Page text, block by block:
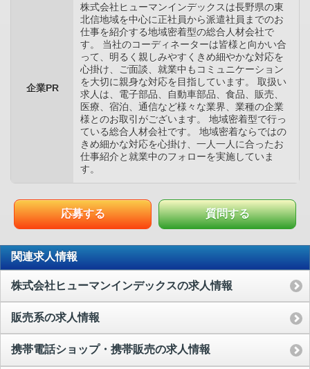
企業PR
株式会社ヒューマンインデックスは長野県の東
北信地域を中心に正社員から派遣社員までのお
仕事を紹介する地域密着型の総合人材会社で
す。 当社のコーディネーターは皆様と向かい合
って、明るく親しみやすくきめ細やかな対応を
心掛け、ご面談、就業中もコミュニケーション
を大切に親身な対応を目指しています。 取扱い
求人は、電子部品、自動車部品、食品、販売、
医療、宿泊、通信など様々な業界、業種の企業
様とのお取引がございます。 地域密着型で行っ
ている総合人材会社です。 地域密着ならではの
きめ細かな対応を心掛け、一人一人に合ったお
仕事紹介と就業中のフォローを実施していま
す。
応募する 質問する
関連求人情報
株式会社ヒューマンインデックスの求人情報
販売系の求人情報
携帯電話ショップ・携帯販売の求人情報